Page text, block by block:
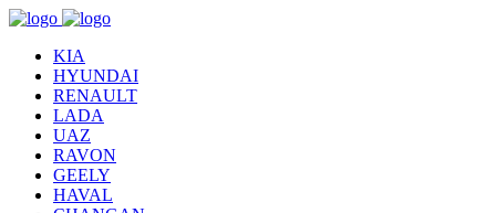
KIA
HYUNDAI
RENAULT
LADA
UAZ
RAVON
GEELY
HAVAL